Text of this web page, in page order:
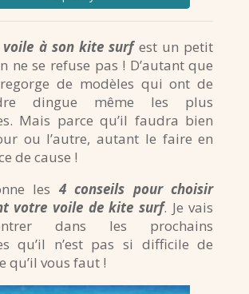
voile à son kite surfest un petit
ne se refuse pas ! D’autant que
de modèles qui ont de
dingue même les plus
Mais parce qu’il faudra bien
ou l’autre, autant le faire en
de cause !
les 4 conseils pour choisir
votre voile de kite surf. Je vais
dans les prochains
qu’il n’est pas si difficile de
qu’il vous faut !